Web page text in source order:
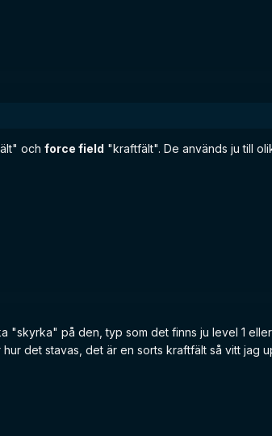
och force field "kraftfält". De används ju till
"skyrka" på den, typ som det finns ju level 1
det stavas, det är en sorts kraftfält så vitt jag